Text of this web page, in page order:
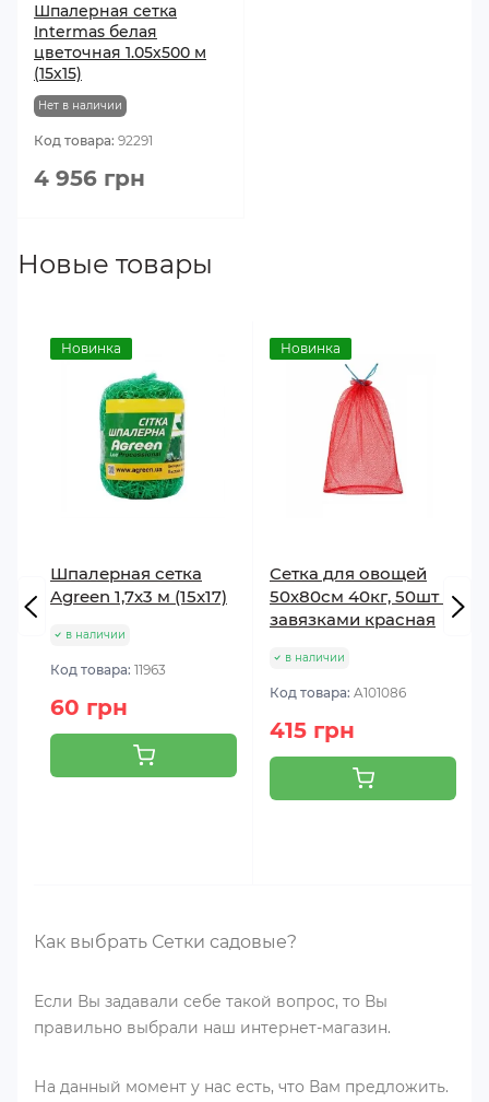
Шпалерная сетка
Intermas белая
цветочная 1.05х500 м
(15х15)
Нет в наличии
Код товара: 92291
4 956 грн
Новые товары
Новинка
Шпалерная сетка
Agreen 1,7х3 м (15x17)
в наличии
Код товара: 11963
60 грн
Новинка
Сетка для овощей
50х80см 40кг, 50шт с
завязками красная
в наличии
Код товара: A101086
415 грн
Как выбрать Сетки садовые?
Если Вы задавали себе такой вопрос, то Вы
правильно выбрали наш интернет-магазин.
На данный момент у нас есть, что Вам предложить.